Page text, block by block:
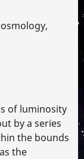
of luminosity
by a series
the bounds
the